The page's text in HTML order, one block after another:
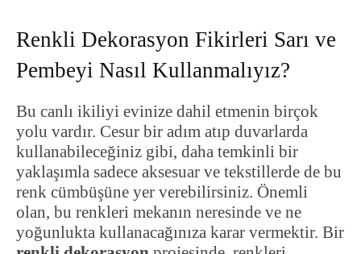
Renkli Dekorasyon Fikirleri Sarı ve
Pembeyi Nasıl Kullanmalıyız?
Bu canlı ikiliyi evinize dahil etmenin birçok
yolu vardır. Cesur bir adım atıp duvarlarda
kullanabileceğiniz gibi, daha temkinli bir
yaklaşımla sadece aksesuar ve tekstillerde de bu
renk cümbüşüne yer verebilirsiniz. Önemli
olan, bu renkleri mekanın neresinde ve ne
yoğunlukta kullanacağınıza karar vermektir. Bir